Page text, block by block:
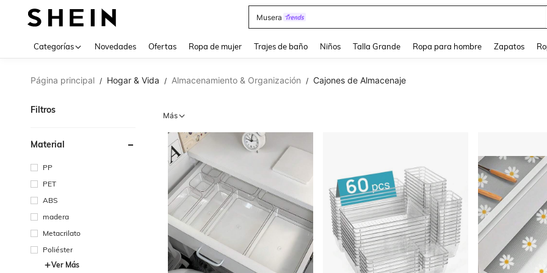
Musera
Categorías Novedades Ofertas Ropa de mujer Trajes de baño Niños Talla Grande Ropa para hombre Zapatos
Página principal / Hogar & Vida / Almacenamiento & Organización / Cajones de Almacenaje
Filtros
Material
PP
PET
ABS
madera
Metacrilato
Poliéster
Ver Más
Más